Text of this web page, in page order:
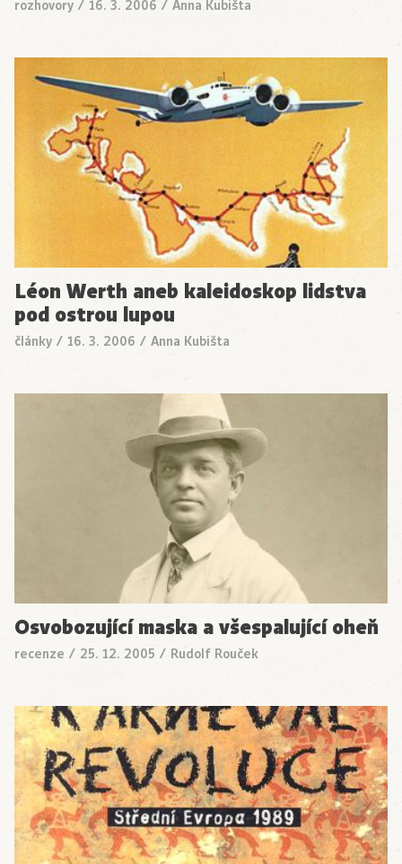
rozhovory / 16. 3. 2006 / Anna Kubišta
Léon Werth aneb kaleidoskop lidstva
pod ostrou lupou
články / 16. 3. 2006 / Anna Kubišta
Osvobozující maska a všespalující oheň
recenze / 25. 12. 2005 / Rudolf Rouček